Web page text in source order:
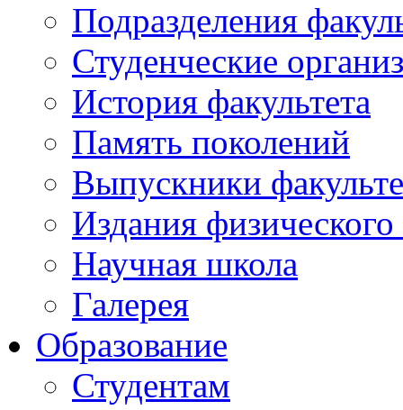
Подразделения
Студенческие
История факультета
Память поколений
Выпускники
Издания физического
Научная школа
Галерея
Образование
Студентам